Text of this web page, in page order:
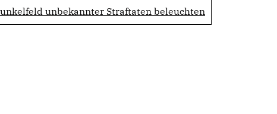
unbekannter Straftaten beleuchten